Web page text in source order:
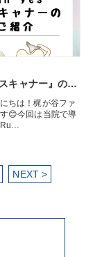
キャナー』の…
ちは！梶が谷ファ
😊今回は当院で導
Ru…
NEXT >